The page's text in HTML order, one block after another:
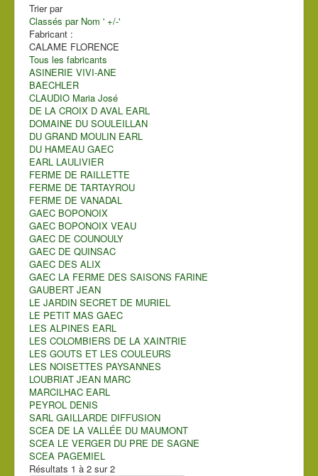
Trier par
Classés par Nom ' +/-'
Fabricant :
CALAME FLORENCE
Tous les fabricants
ASINERIE VIVI-ANE
BAECHLER
CLAUDIO Maria José
DE LA CROIX D AVAL EARL
DOMAINE DU SOULEILLAN
DU GRAND MOULIN EARL
DU HAMEAU GAEC
EARL LAULIVIER
FERME DE RAILLETTE
FERME DE TARTAYROU
FERME DE VANADAL
GAEC BOPONOIX
GAEC BOPONOIX VEAU
GAEC DE COUNOULY
GAEC DE QUINSAC
GAEC DES ALIX
GAEC LA FERME DES SAISONS FARINE
GAUBERT JEAN
LE JARDIN SECRET DE MURIEL
LE PETIT MAS GAEC
LES ALPINES EARL
LES COLOMBIERS DE LA XAINTRIE
LES GOUTS ET LES COULEURS
LES NOISETTES PAYSANNES
LOUBRIAT JEAN MARC
MARCILHAC EARL
PEYROL DENIS
SARL GAILLARDE DIFFUSION
SCEA DE LA VALLÉE DU MAUMONT
SCEA LE VERGER DU PRE DE SAGNE
SCEA PAGEMIEL
Résultats 1 à 2 sur 2